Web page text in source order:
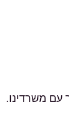
עם משרדינו.